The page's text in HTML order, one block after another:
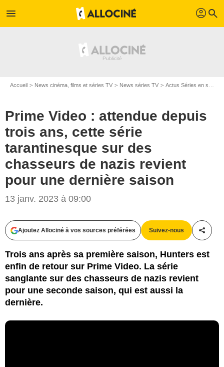
menu profil search
Accueil News cinéma, films et séries TV News séries TV Actus Séries en streaming
Prime Video : attendue depuis
trois ans, cette série
tarantinesque sur des
chasseurs de nazis revient
pour une dernière saison
13 janv. 2023 à 09:00
Ajoutez Allociné à vos sources préférées Suivez-nous
Trois ans après sa première saison, Hunters est
enfin de retour sur Prime Video. La série
sanglante sur des chasseurs de nazis revient
pour une seconde saison, qui est aussi la
dernière.